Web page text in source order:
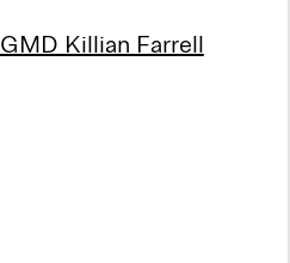
GMD Killian Farrell